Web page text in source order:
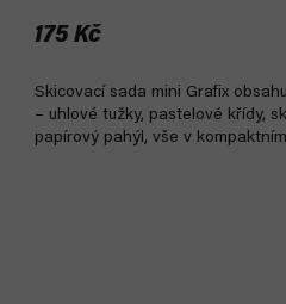
175 Kč
Skicovací sada mini Grafix
– uhlové tužky, pastelové křídy,
papírový pahýl, vše v